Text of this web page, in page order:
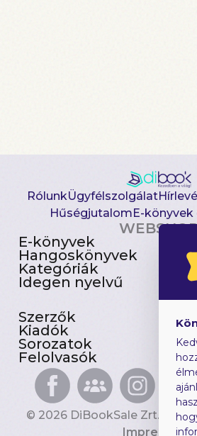
RólunkÜgyfélszolgálat
HűségjutalomE-
E-könyvek
Hangoskönyvek
Kategóriák
Idegen nyelvű
Szerzők
Kiadók
Sorozatok
Felolvasók
© 2026 DiBookSale Zrt.
Impresszum